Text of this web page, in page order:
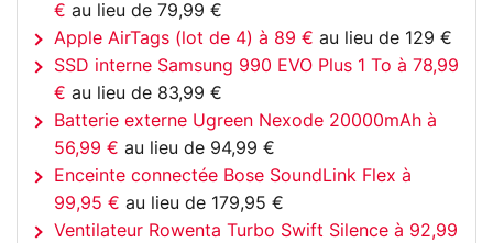
€ au lieu de 79,99 €
Apple AirTags (lot de 4) à 89 € au lieu de 129 €
SSD interne Samsung 990 EVO Plus 1 To à 78,99
€ au lieu de 83,99 €
Batterie externe Ugreen Nexode 20000mAh à
56,99 € au lieu de 94,99 €
Enceinte connectée Bose SoundLink Flex à
99,95 € au lieu de 179,95 €
Ventilateur Rowenta Turbo Swift Silence à 92,99